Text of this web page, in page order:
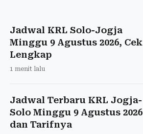
Jadwal KRL Solo-Jogja
Minggu 9 Agustus 2026, Cek
Lengkap
1 menit lalu
Jadwal Terbaru KRL Jogja-
Solo Minggu 9 Agustus 2026
dan Tarifnya